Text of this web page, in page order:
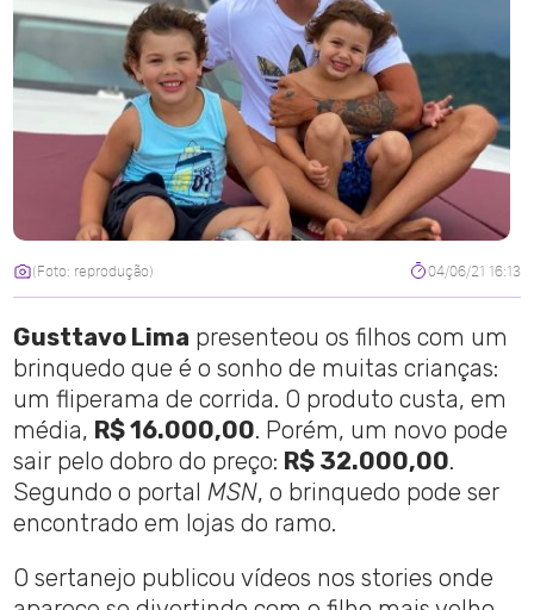
(Foto: reprodução) 04/06/21 16:13
Gusttavo Lima presenteou os filhos com um
brinquedo que é o sonho de muitas crianças:
um fliperama de corrida. O produto custa, em
média, R$ 16.000,00. Porém, um novo pode
sair pelo dobro do preço: R$ 32.000,00.
Segundo o portal MSN, o brinquedo pode ser
encontrado em lojas do ramo.
O sertanejo publicou vídeos nos stories onde